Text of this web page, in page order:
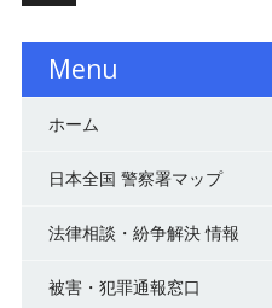
Menu
ホーム
日本全国 警察署マップ
法律相談・紛争解決 情報
被害・犯罪通報窓口